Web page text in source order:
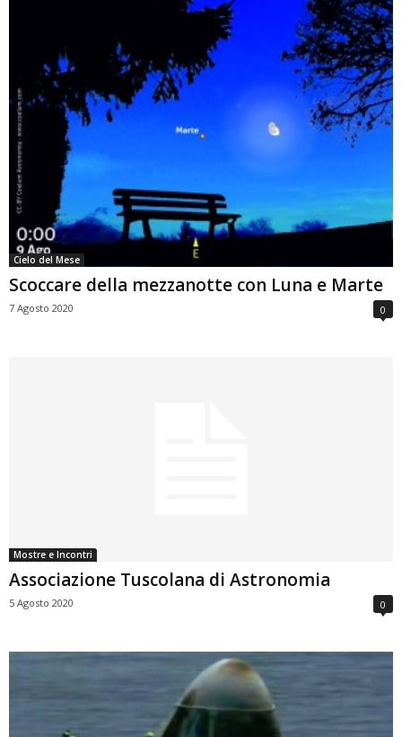
Cielo del Mese
Scoccare della mezzanotte con Luna e Marte
7 Agosto 2020 0
Mostre e Incontri
Associazione Tuscolana di Astronomia
5 Agosto 2020 0